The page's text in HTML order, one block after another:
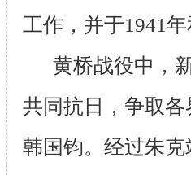
工作，并于1941
黄桥战役中，
共同抗日，争取
韩国钧。经过朱